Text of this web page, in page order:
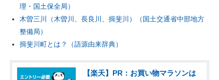
理・国土保全局）
木曽三川（木曽川、長良川、揖斐川）（国土交通省中部地方
整備局）
揖斐川町とは？（語源由来辞典）
【楽天】PR：お買い物マラソンは